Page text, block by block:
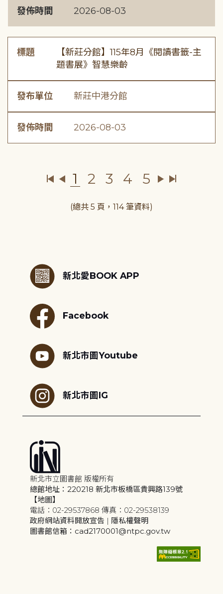
發佈時間 2026-08-03
標題
【新莊分館】115年8月《閱讀書籤-主
題書展》智慧樂齡
發布單位 新莊中港分館
發佈時間 2026-08-03
1 2 3 4 5
(總共 5 頁，114 筆資料)
新北愛BOOK APP
Facebook
新北市圖Youtube
新北市圖IG
新北市立圖書館 版權所有
總館地址：220218 新北市板橋區貴興路139號
【地圖】
電話：02-29537868 傳真：02-29538139
政府網站資料開放宣告 | 隱私權聲明
圖書館信箱：cad2170001@ntpc.gov.tw